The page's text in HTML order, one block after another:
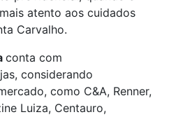
atento aos cuidados
Carvalho.
conta com
considerando
como C&A, Renner,
Luiza, Centauro,